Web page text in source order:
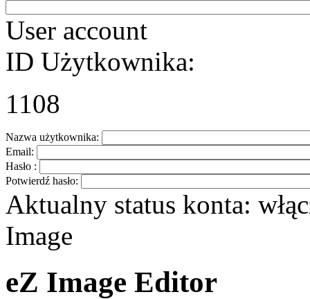
User account
ID Użytkownika:
1108
Nazwa użytkownika:
Email:
Hasło :
Potwierdź hasło:
Aktualny status konta:
Image
eZ Image Editor